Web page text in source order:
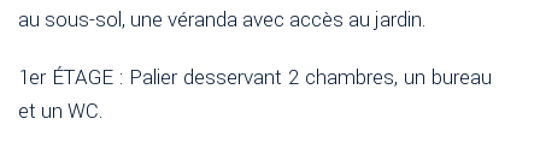
au sous-sol, une véranda avec accès au jardin.
1er ÉTAGE : Palier desservant 2 chambres, un bureau
et un WC.